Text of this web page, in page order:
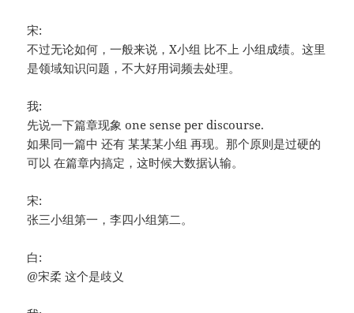
宋:
不过无论如何，一般来说，X小组 比不上 小组成绩。这里
是领域知识问题，不大好用词频去处理。
我:
先说一下篇章现象 one sense per discourse.
如果同一篇中 还有 某某某小组 再现。那个原则是过硬的
可以 在篇章内搞定，这时候大数据认输。
宋:
张三小组第一，李四小组第二。
白:
@宋柔 这个是歧义